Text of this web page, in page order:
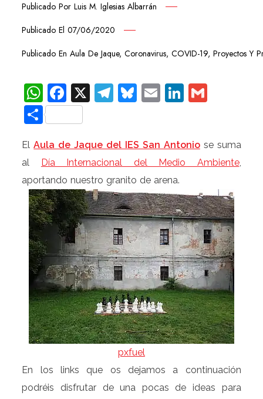
Publicado PorLuis M. Iglesias Albarrán
Publicado El07/06/2020
Publicado EnAula De Jaque,Coronavirus,COVID-19,Proyectos Y
WhatsApp
Facebook
X Telegram
Bluesky
EmailLinkedIn
Compartir
ElAula de Jaque del IES San Antoniose suma
al Día Internacional del Medio Ambiente,
aportando nuestro granito de arena.
pxfuel
En los links que os dejamos a continuación
podréis disfrutar de una pocas de ideas para